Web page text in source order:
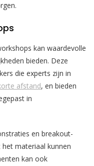
kan waardevolle
bieden. Deze
die experts zijn in
afstand, en bieden
in
en breakout-
materiaal kunnen
kan ook